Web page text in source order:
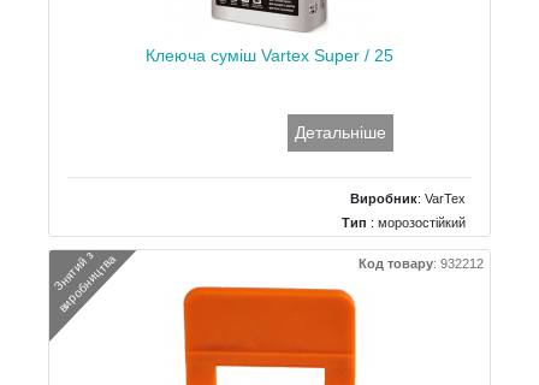
Клеюча суміш Vartex Super / 25
Детальніше
Виробник: VarTex
Тип : морозостійкий
Вага: 25 кг
З
н
я
т
и
й
з
в
и
р
о
б
н
и
ц
т
в
а Код товару: 932212